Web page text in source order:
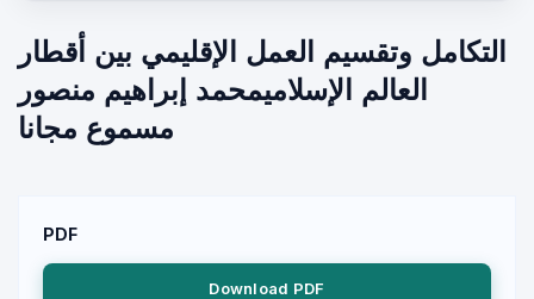
التكامل وتقسيم العمل الإقليمي بين أقطار
العالم الإسلاميمحمد إبراهيم منصور
مسموع مجانا
PDF
Download PDF